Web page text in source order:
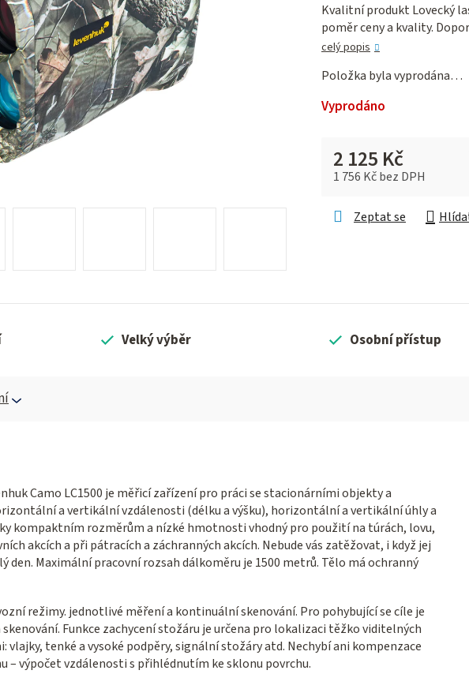
je
0,0
z 5
Kvalitní produkt Lovecký
poměr ceny a kvality.
celý popis
Položka byla vyprodána…
Vyprodáno
2 125 Kč
1 756 Kč bez DPH
Zeptat se
Velký výběr Osobní přístup
Camo LC1500 je měřicí zařízení pro práci se stacionárními objekty a
a vertikální vzdálenosti (délku a výšku), horizontální a vertikální úhly a
kompaktním rozměrům a nízké hmotnosti vhodný pro použití na túrách, lovu,
akcích a při pátracích a záchranných akcích. Nebude vás zatěžovat, i když jej
den. Maximální pracovní rozsah dálkoměru je 1500 metrů. Tělo má ochranný
režimy. jednotlivé měření a kontinuální skenování. Pro pohybující se cíle je
Funkce zachycení stožáru je určena pro lokalizaci těžko viditelných
vlajky, tenké a vysoké podpěry, signální stožáry atd. Nechybí ani kompenzace
– výpočet vzdálenosti s přihlédnutím ke sklonu povrchu.